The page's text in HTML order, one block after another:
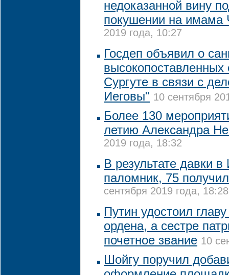
недоказанной вину
покушении на имама
2019 года, 10:27
Госдеп объявил о
высокопоставленных
Сургуте в связи с
Иеговы" 10 сентября
Более 130
летию Александра
2019 года, 18:32
В результате давки
паломник, 75
сентября 2019 года, 18:28
Путин удостоил
ордена, а сестре
почетное звание 10
Шойгу поручил